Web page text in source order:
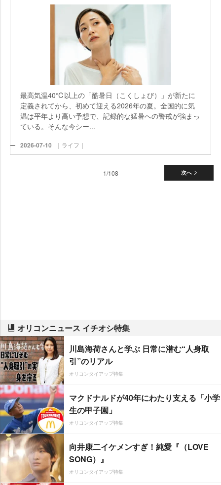
最高気温40℃以上の「酷暑日（こくしょび）」が新たに
定義されてから、初めて迎える2026年の夏。全国的に気
温は平年より高い予想で、記録的な猛暑への警戒が強まっ
ている。そんな今シー...
2026-07-10 ｜ライフ｜
次へ
1/108
オリコンニュース イチオシ特集
川島海荷さんと学ぶ 日常に潜む“人身取
引”のリアル
オリコンタイアップ特集
マクドナルドが40年にわたり支える「小学
生の甲子園」
オリコンタイアップ特集
向井康二イケメンすぎ！純愛『（LOVE
SONG）』
オリコンタイアップ特集